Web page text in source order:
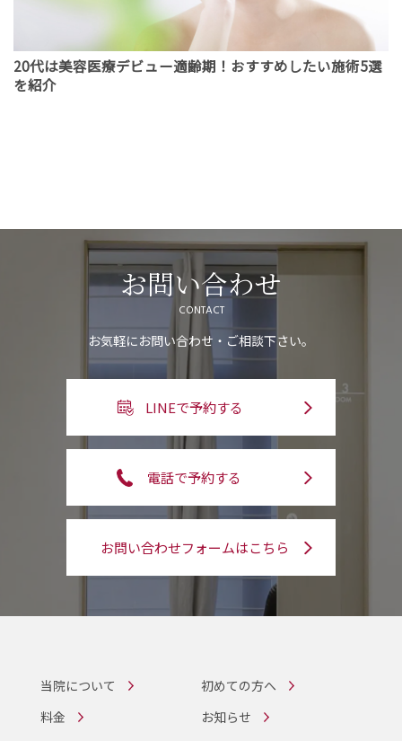
20代は美容医療デビュー適齢期！おすすめしたい施術5選
を紹介
お問い合わせ
CONTACT
お気軽にお問い合わせ・ご相談下さい。
LINEで予約する
電話で予約する
お問い合わせフォームはこちら
当院について
初めての方へ
料金
お知らせ